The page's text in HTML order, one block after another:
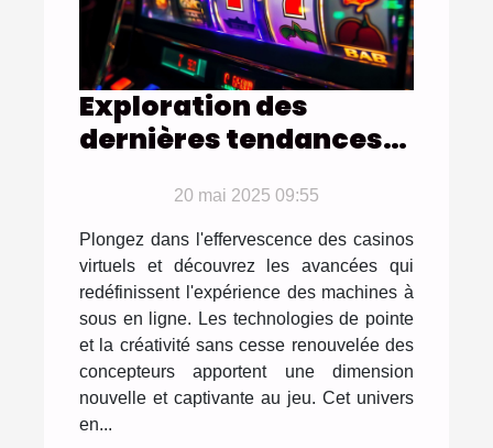
Exploration des
dernières tendances
en ligne20 mai 2025 09:55
Plongez dans l'effervescence des casinos
virtuels et découvrez les avancées qui
redéfinissent l'expérience des machines à
sous en ligne. Les technologies de pointe
et la créativité sans cesse renouvelée des
concepteurs apportent une dimension
nouvelle et captivante au jeu. Cet univers
en...